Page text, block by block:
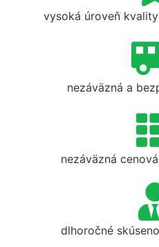
vysoká úroveň
nezáväzná a
nezáväzná
dlhoročné